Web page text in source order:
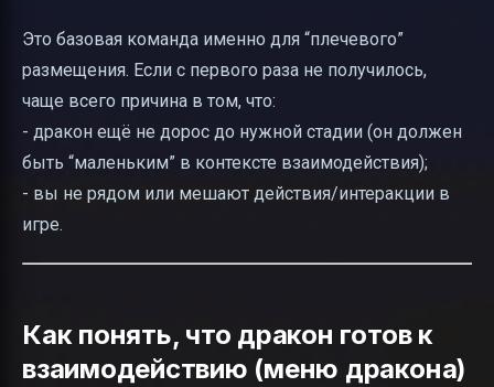
Это базовая команда именно для “плечевого”
размещения. Если с первого раза не получилось,
чаще всего причина в том, что:
- дракон ещё не дорос до нужной стадии (он должен
быть “маленьким” в контексте взаимодействия);
- вы не рядом или мешают действия/интеракции в
игре.
Как понять, что дракон готов к
взаимодействию (меню дракона)